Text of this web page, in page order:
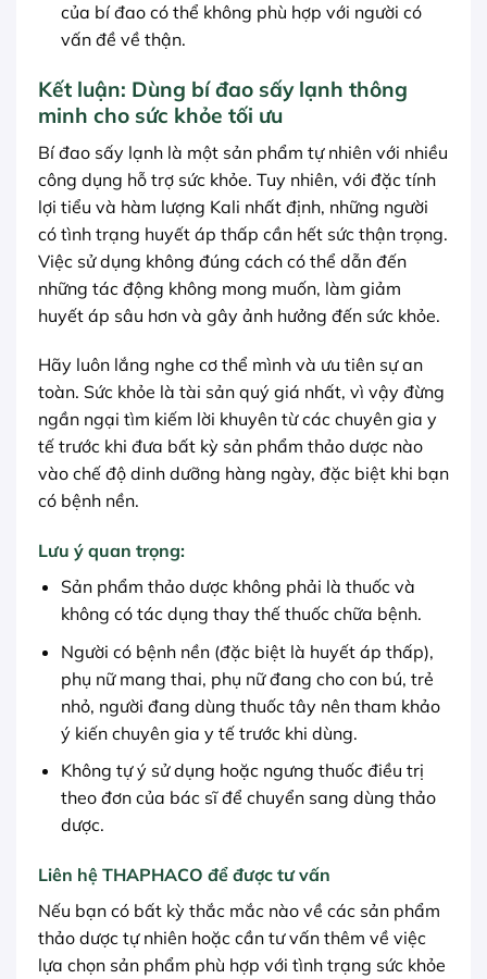
của bí đao có thể không phù hợp với người có
vấn đề về thận.
Kết luận: Dùng bí đao sấy lạnh thông
minh cho sức khỏe tối ưu
Bí đao sấy lạnh là một sản phẩm tự nhiên với nhiều
công dụng hỗ trợ sức khỏe. Tuy nhiên, với đặc tính
lợi tiểu và hàm lượng Kali nhất định, những người
có tình trạng huyết áp thấp cần hết sức thận trọng.
Việc sử dụng không đúng cách có thể dẫn đến
những tác động không mong muốn, làm giảm
huyết áp sâu hơn và gây ảnh hưởng đến sức khỏe.
Hãy luôn lắng nghe cơ thể mình và ưu tiên sự an
toàn. Sức khỏe là tài sản quý giá nhất, vì vậy đừng
ngần ngại tìm kiếm lời khuyên từ các chuyên gia y
tế trước khi đưa bất kỳ sản phẩm thảo dược nào
vào chế độ dinh dưỡng hàng ngày, đặc biệt khi bạn
có bệnh nền.
Lưu ý quan trọng:
Sản phẩm thảo dược không phải là thuốc và
không có tác dụng thay thế thuốc chữa bệnh.
Người có bệnh nền (đặc biệt là huyết áp thấp),
phụ nữ mang thai, phụ nữ đang cho con bú, trẻ
nhỏ, người đang dùng thuốc tây nên tham khảo
ý kiến chuyên gia y tế trước khi dùng.
Không tự ý sử dụng hoặc ngưng thuốc điều trị
theo đơn của bác sĩ để chuyển sang dùng thảo
dược.
Liên hệ THAPHACO để được tư vấn
Nếu bạn có bất kỳ thắc mắc nào về các sản phẩm
thảo dược tự nhiên hoặc cần tư vấn thêm về việc
lựa chọn sản phẩm phù hợp với tình trạng sức khỏe